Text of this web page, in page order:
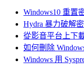
Windows10 重置
Hydra 暴力破解
從影音平台上下
如何刪除
Windows 用